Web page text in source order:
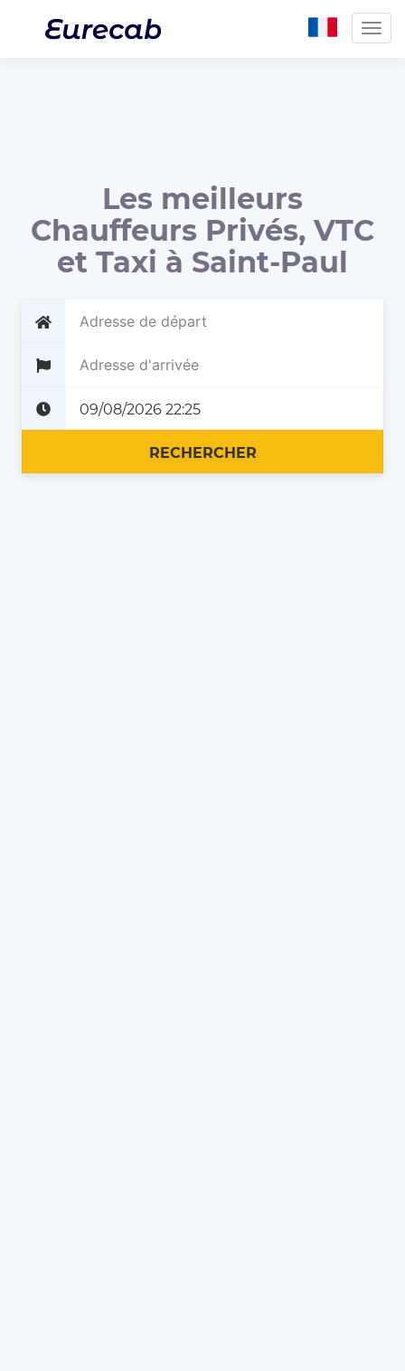
Les meilleurs
Chauffeurs Privés, VTC
et Taxi à Saint-Paul
RECHERCHER